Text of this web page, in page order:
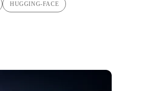
HUGGING-FACE